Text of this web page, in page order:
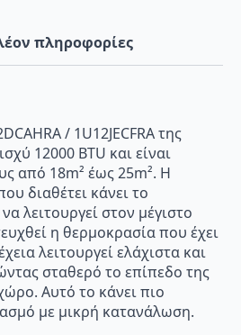
πληροφορίες
/ 1U12JECFRA της
12000 BTU και είναι
από 18m² έως 25m². Η
διαθέτει κάνει το
λειτουργεί στον μέγιστο
η θερμοκρασία που έχει
λειτουργεί ελάχιστα και
σταθερό το επίπεδο της
Αυτό το κάνει πιο
με μικρή κατανάλωση.